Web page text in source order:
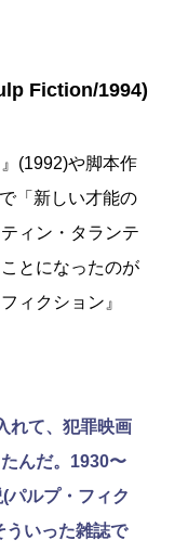
Fiction/1994)
』(1992)や脚本作
「新しい才能の
ィン・タランテ
とになったのが
ィクション』
れて、犯罪映画
んだ。1930〜
パルプ・フィク
ういった雑誌で